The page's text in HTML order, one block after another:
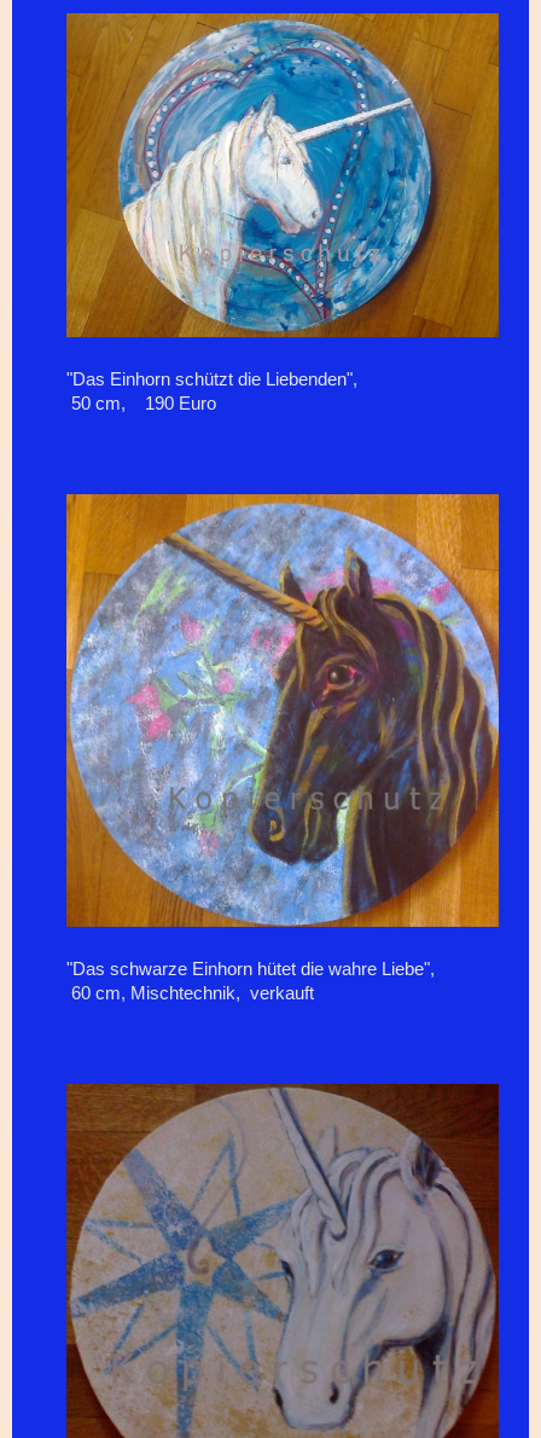
"Das Einhorn schützt die Liebenden",
50 cm, 190 Euro
"Das schwarze Einhorn hütet die wahre Liebe",
60 cm, Mischtechnik, verkauft